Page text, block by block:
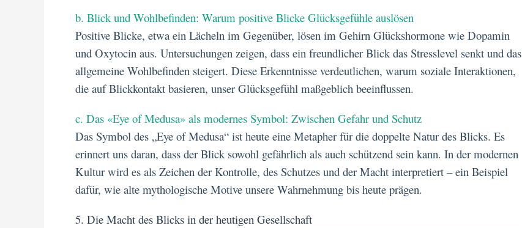
b. Blick und Wohlbefinden: Warum positive Blicke Glücksgefühle auslösen
Positive Blicke, etwa ein Lächeln im Gegenüber, lösen im Gehirn Glückshormone wie Dopamin
und Oxytocin aus. Untersuchungen zeigen, dass ein freundlicher Blick das Stresslevel senkt und das
allgemeine Wohlbefinden steigert. Diese Erkenntnisse verdeutlichen, warum soziale Interaktionen,
die auf Blickkontakt basieren, unser Glücksgefühl maßgeblich beeinflussen.
c. Das «Eye of Medusa» als modernes Symbol: Zwischen Gefahr und Schutz
Das Symbol des „Eye of Medusa“ ist heute eine Metapher für die doppelte Natur des Blicks. Es
erinnert uns daran, dass der Blick sowohl gefährlich als auch schützend sein kann. In der modernen
Kultur wird es als Zeichen der Kontrolle, des Schutzes und der Macht interpretiert – ein Beispiel
dafür, wie alte mythologische Motive unsere Wahrnehmung bis heute prägen.
5. Die Macht des Blicks in der heutigen Gesellschaft